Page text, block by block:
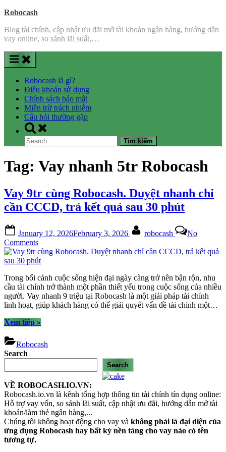
Skip
content
Robocash
Blog tài chính, cập nhật ưu đãi mở tài khoản ngân hàng, hướng dẫn
vay online, so sánh lãi suất,…
Robocash là gì?
Điều khoản sử dụng
Chính sách bảo mật
Miễn trừ trách nhiệm
Câu hỏi thường gặp
Toggle
search
form
Search
for:
Tag: Vay nhanh 5tr Robocash
Vay 9tr cùng Robocash. Duyệt nhanh chỉ
cần CCCD, trả kết quả sau 30 phút
on
January 12, 2026February 3, 2026 robocash
No
Commentson
Vay
9tr
Robocash.
Duyệt
nhanh
chỉ
CCCD,
kết
quả
sau
Trong bối cảnh cuộc sống hiện đại ngày càng trở nên bận rộn, nhu
cầu tài chính trở thành một phần thiết yếu trong cuộc sống của nhiều
người. Vay nhanh 9 triệu tại Robocash là một giải pháp tài chính
linh hoạt, giúp khách hàng có thể giải quyết vấn đề tài chính một…
Xem tiếp“Vay
cùng
Robocash.
Duyệt
cần
CCCD,
trả
kết
quả
sau
30
»
Robocash
Search
Search
VỀ ROBOCASH.IO.VN:
Robocash.io.vn là kênh tổng hợp thông tin tài chính tín dụng online:
Hỗ trợ vay vốn, so sánh lãi suất, cập nhật ưu đãi, hướng dẫn mở tài
khoản/làm thẻ ngân hàng,...
Chúng tôi không hoạt động cho vay và không phải là đại diện của
ứng dụng Robocash hay bất kỳ nền tảng cho vay nào có tên
tương tự.